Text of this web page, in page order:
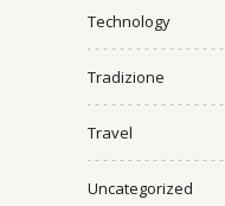
Technology
Tradizione
Travel
Uncategorized